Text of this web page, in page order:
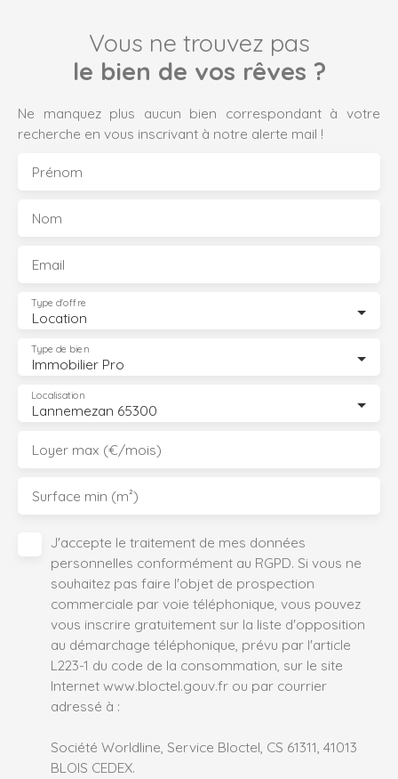
Vous ne trouvez pas
le bien de vos rêves ?
Ne manquez plus aucun bien correspondant à votre
recherche en vous inscrivant à notre alerte mail !
Prénom
Nom
Email
Location
Type d'offre
Immobilier Pro
Type de bien
Lannemezan 65300
Localisation
Loyer max (€/mois)
Surface min (m²)
J'accepte le traitement de mes données
personnelles conformément au RGPD. Si vous ne
souhaitez pas faire l'objet de prospection
commerciale par voie téléphonique, vous pouvez
vous inscrire gratuitement sur la liste d'opposition
au démarchage téléphonique, prévu par l'article
L223-1 du code de la consommation, sur le site
Internet www.bloctel.gouv.fr ou par courrier
adressé à :
Société Worldline, Service Bloctel, CS 61311, 41013
BLOIS CEDEX.